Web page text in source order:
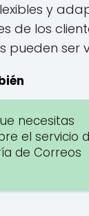
y
de los
pueden ser
necesitas
el servicio
de Correos